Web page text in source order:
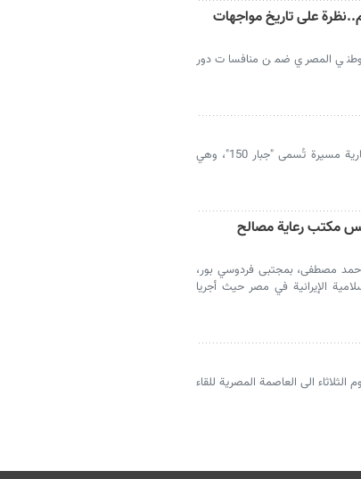
على تاريخ مواجهات
المصري ضمن منافسات دور
كشفت الصناعات العسكرية المصرية عن طائرة انتحارية مسيرة تُسمى "جبار 150"، وهي
مكتب رعاية مصالح
مصطفى، بمجتبى فردوسي بور،
الإيرانية في مصر حيث أجريا
الى العاصمة المصرية للقاء